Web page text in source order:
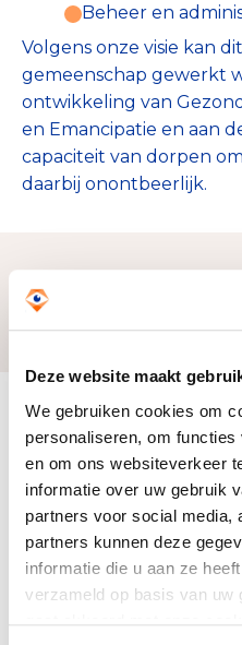
Deze website maakt
We gebruiken cookies om
personaliseren, om
en om ons websiteverkeer
informatie over uw gebruik
partners voor social media,
partners kunnen deze
informatie die u aan ze
verzameld op basis van uw
Beheer en
Volgens onze visie kan
gemeenschap gewerkt
ontwikkeling van
en Emancipatie en aan
capaciteit van dorpen
daarbij onontbeerlijk.
Zo bereiken
€